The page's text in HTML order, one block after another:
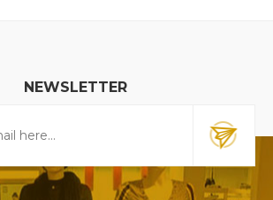
NEWSLETTER